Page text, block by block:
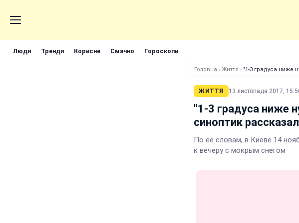
Люди Тренди Корисне Смачно Гороскопи
Головна › Життя › "1-3 градуса ниже
ЖИТТЯ 13 листопада 2017,
"1-3 градуса ниже
синоптик
По ее словам, в Киеве 14
к вечеру с мокрым снегом